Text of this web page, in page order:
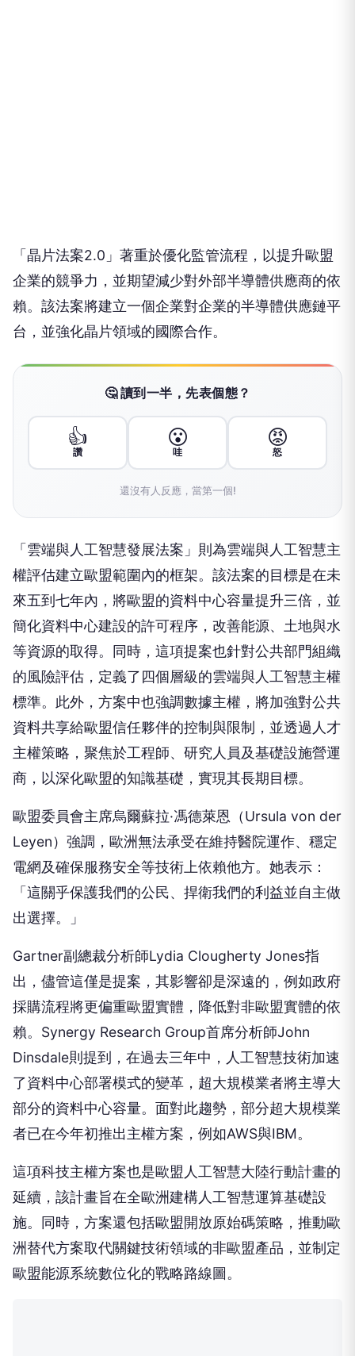
「晶片法案2.0」著重於優化監管流程，以提升歐盟
企業的競爭力，並期望減少對外部半導體供應商的依
賴。該法案將建立一個企業對企業的半導體供應鏈平
台，並強化晶片領域的國際合作。
🤔 讀到一半，先表個態？
👍
讚
😮
哇
😡
怒
還沒有人反應，當第一個!
「雲端與人工智慧發展法案」則為雲端與人工智慧主
權評估建立歐盟範圍內的框架。該法案的目標是在未
來五到七年內，將歐盟的資料中心容量提升三倍，並
簡化資料中心建設的許可程序，改善能源、土地與水
等資源的取得。同時，這項提案也針對公共部門組織
的風險評估，定義了四個層級的雲端與人工智慧主權
標準。此外，方案中也強調數據主權，將加強對公共
資料共享給歐盟信任夥伴的控制與限制，並透過人才
主權策略，聚焦於工程師、研究人員及基礎設施營運
商，以深化歐盟的知識基礎，實現其長期目標。
歐盟委員會主席烏爾蘇拉·馮德萊恩（Ursula von der
Leyen）強調，歐洲無法承受在維持醫院運作、穩定
電網及確保服務安全等技術上依賴他方。她表示：
「這關乎保護我們的公民、捍衛我們的利益並自主做
出選擇。」
Gartner副總裁分析師Lydia Clougherty Jones指
出，儘管這僅是提案，其影響卻是深遠的，例如政府
採購流程將更偏重歐盟實體，降低對非歐盟實體的依
賴。Synergy Research Group首席分析師John
Dinsdale則提到，在過去三年中，人工智慧技術加速
了資料中心部署模式的變革，超大規模業者將主導大
部分的資料中心容量。面對此趨勢，部分超大規模業
者已在今年初推出主權方案，例如AWS與IBM。
這項科技主權方案也是歐盟人工智慧大陸行動計畫的
延續，該計畫旨在全歐洲建構人工智慧運算基礎設
施。同時，方案還包括歐盟開放原始碼策略，推動歐
洲替代方案取代關鍵技術領域的非歐盟產品，並制定
歐盟能源系統數位化的戰略路線圖。